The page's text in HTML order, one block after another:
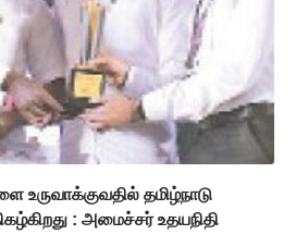
உருவாக்குவதில் தமிழ்நாடு
: அமைச்சர் உதயநிதி